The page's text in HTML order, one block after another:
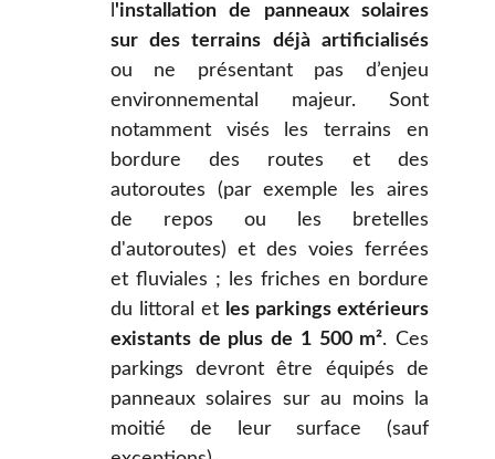
'installation de panneaux solaires
sur des terrains déjà artificialisés
ou ne présentant pas d’enjeu
environnemental majeur. Sont
notamment visés les terrains en
bordure des routes et des
autoroutes (par exemple les aires
de repos ou les bretelles
d'autoroutes) et des voies ferrées
et fluviales ; les friches en bordure
du littoral et les parkings extérieurs
existants de plus de 1 500 m². Ces
parkings devront être équipés de
panneaux solaires sur au moins la
moitié de leur surface (sauf